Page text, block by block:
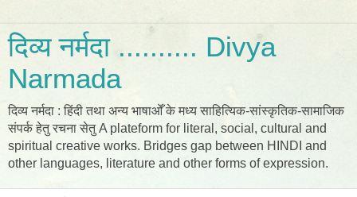
दिव्य नर्मदा .......... Divya
Narmada
दिव्य नर्मदा : हिंदी तथा अन्य भाषाओँ के मध्य साहित्यिक-सांस्कृतिक-सामाजिक
संपर्क हेतु रचना सेतु A plateform for literal, social, cultural and
spiritual creative works. Bridges gap between HINDI and
other languages, literature and other forms of expression.